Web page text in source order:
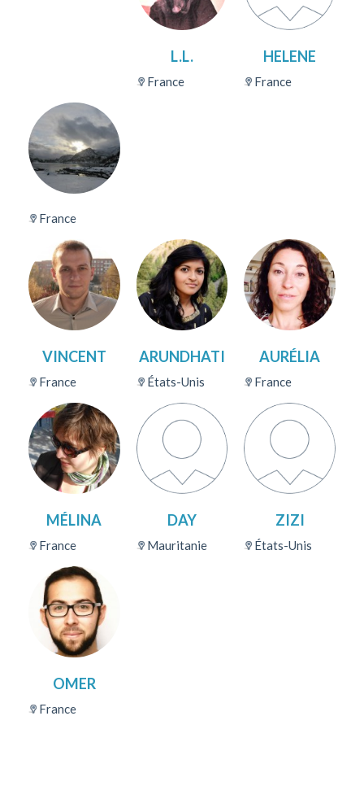
L.L.
France
HELENE
France
France
VINCENT
France
ARUNDHATI
États-Unis
AURÉLIA
France
MÉLINA
France
DAY
Mauritanie
ZIZI
États-Unis
OMER
France